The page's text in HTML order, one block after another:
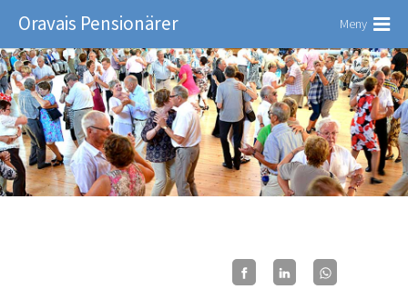
Oravais Pensionärer Meny